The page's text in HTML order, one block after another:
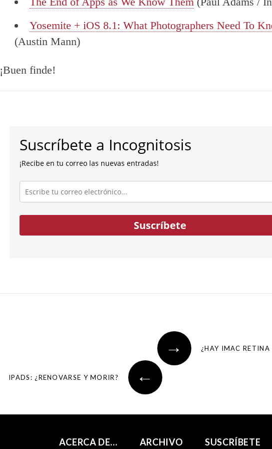
Yosemite + iOS 8.1: What Photographers Need To
(Austin Mann)
¡Buen finde!
Suscríbete a Incognitosis
¡Recibe en tu correo las nuevas entradas!
Escribe
tu
correo
electrónico...
Suscríbete
→ ¿HAY IMAC RETINA
←
IPADS: ¿RENOVARSE Y MORIR?
ACERCA DE… ARCHIVO SUSCRÍBETE